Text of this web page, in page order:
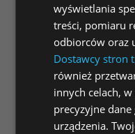
wyświetlania
treści, pomiaru
odbiorców oraz
Dostawcy stron
również
innych celach,
precyzyjne
urządzenia.